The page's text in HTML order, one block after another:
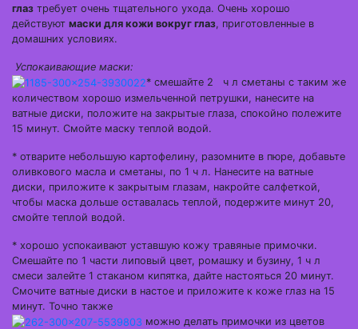
глаз требует очень тщательного ухода. Очень хорошо
действуют маски для кожи вокруг глаз, приготовленные в
домашних условиях.
Успокаивающие маски:
* смешайте 2 ч л сметаны с таким же
количеством хорошо измельченной петрушки, нанесите на
ватные диски, положите на закрытые глаза, спокойно полежите
15 минут. Смойте маску теплой водой.
* отварите небольшую картофелину, разомните в пюре, добавьте
оливкового масла и сметаны, по 1 ч л. Нанесите на ватные
диски, приложите к закрытым глазам, накройте салфеткой,
чтобы маска дольше оставалась теплой, подержите минут 20,
смойте теплой водой.
* хорошо успокаивают уставшую кожу травяные примочки.
Смешайте по 1 части липовый цвет, ромашку и бузину, 1 ч л
смеси залейте 1 стаканом кипятка, дайте настояться 20 минут.
Смочите ватные диски в настое и приложите к коже глаз на 15
минут. Точно также
можно делать примочки из цветов